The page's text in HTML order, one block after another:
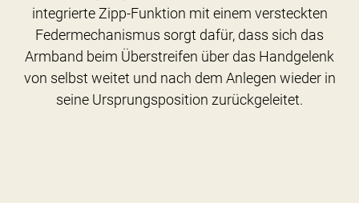
integrierte Zipp-Funktion mit einem versteckten
Federmechanismus sorgt dafür, dass sich das
Armband beim Überstreifen über das Handgelenk
von selbst weitet und nach dem Anlegen wieder in
seine Ursprungsposition zurückgeleitet.